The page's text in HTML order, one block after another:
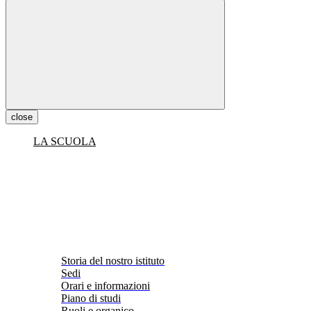
close
LA SCUOLA
Storia del nostro istituto
Sedi
Orari e informazioni
Piano di studi